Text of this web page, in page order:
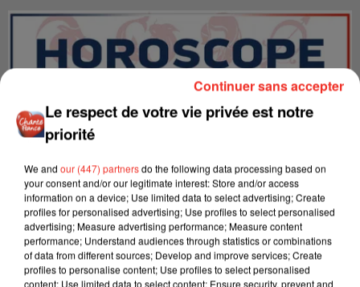
LES INTERVIEWS CHANTE
FRANCE
Voir plus
Le respect de votre vie privée est notre
priorité
We and our (447) partnersdo the following data processing based on
your consent and/or our legitimate interest: Store and/or access
information on a device; Use limited data to select advertising; Create
profiles for personalised advertising; Use profiles to select personalised
advertising; Measure advertising performance; Measure content
performance; Understand audiences through statistics or combinations
of data from different sources; Develop and improve services; Create
profiles to personalise content; Use profiles to select personalised
content; Use limited data to select content; Ensure security, prevent and
Continuer sans accepter